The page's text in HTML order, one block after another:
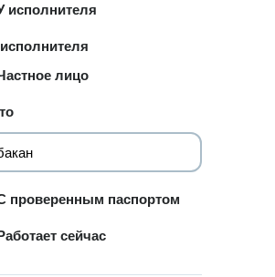
исполнителя
лицо
проверенным паспортом
сейчас